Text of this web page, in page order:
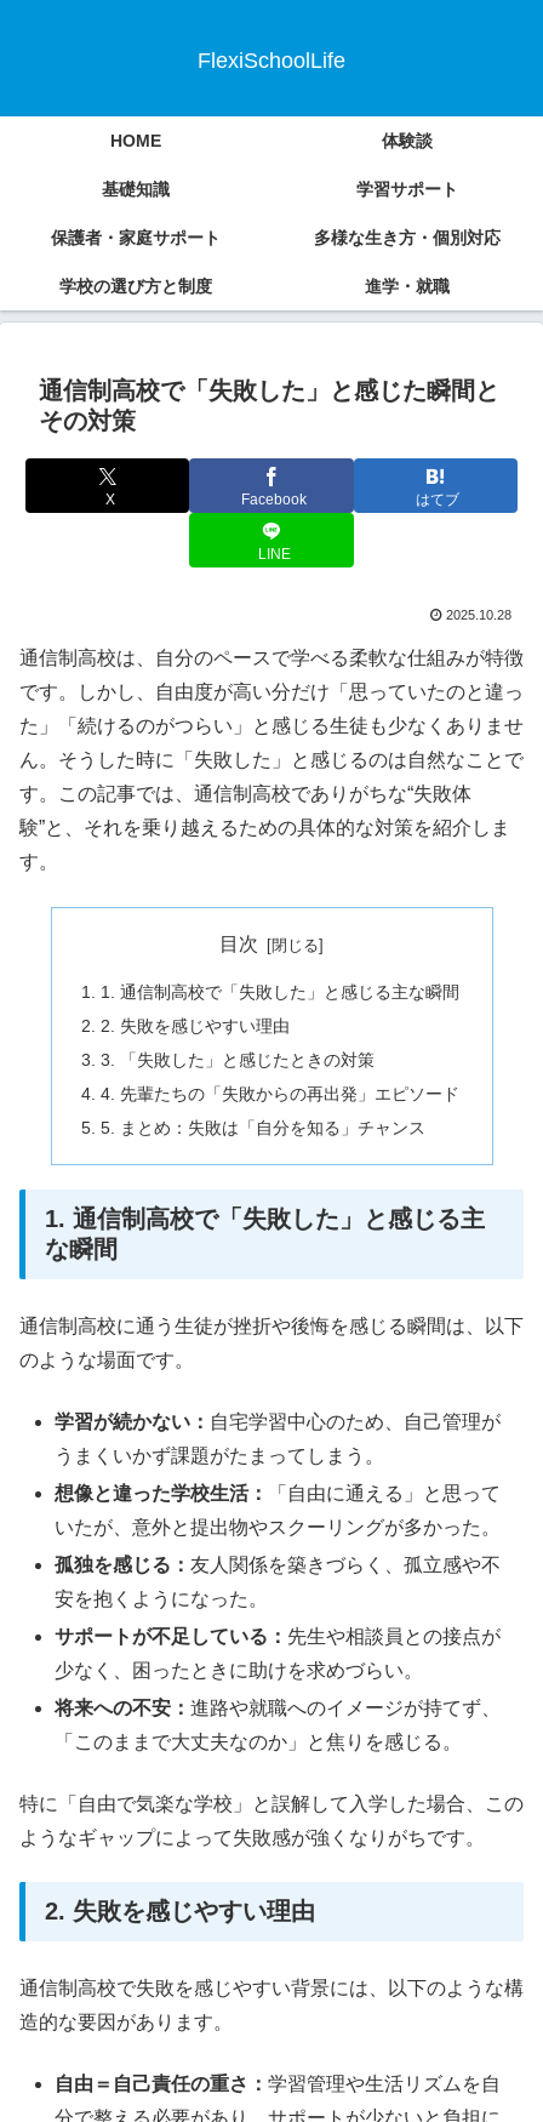
FlexiSchoolLife
HOME 体験談
基礎知識 学習サポート
保護者・家庭サポート 多様な生き方・個別対応
学校の選び方と制度 進学・就職
通信制高校で「失敗した」と感じた瞬間と
その対策
X Facebook はてブ
LINE
2025.10.28
通信制高校は、自分のペースで学べる柔軟な仕組みが特徴
です。しかし、自由度が高い分だけ「思っていたのと違っ
た」「続けるのがつらい」と感じる生徒も少なくありませ
ん。そうした時に「失敗した」と感じるのは自然なことで
す。この記事では、通信制高校でありがちな“失敗体
験”と、それを乗り越えるための具体的な対策を紹介しま
す。
目次
1. 通信制高校で「失敗した」と感じる主な瞬間
2. 失敗を感じやすい理由
3. 「失敗した」と感じたときの対策
4. 先輩たちの「失敗からの再出発」エピソード
5. まとめ：失敗は「自分を知る」チャンス
1. 通信制高校で「失敗した」と感じる主
な瞬間
通信制高校に通う生徒が挫折や後悔を感じる瞬間は、以下
のような場面です。
学習が続かない： 自宅学習中心のため、自己管理が
うまくいかず課題がたまってしまう。
想像と違った学校生活：
「自由に通える」と思って
いたが、意外と提出物やスクーリングが多かった。
孤独を感じる：友人関係を築きづらく、孤立感や不
安を抱くようになった。
サポートが不足している： 先生や相談員との接点が
少なく、困ったときに助けを求めづらい。
将来への不安：進路や就職へのイメージが持てず、
「このままで大丈夫なのか」と焦りを感じる。
特に「自由で気楽な学校」と誤解して入学した場合、この
ようなギャップによって失敗感が強くなりがちです。
2. 失敗を感じやすい理由
通信制高校で失敗を感じやすい背景には、以下のような構
造的な要因があります。
自由＝自己責任の重さ：学習管理や生活リズムを自
分で整える必要があり、サポートが少ないと負担に